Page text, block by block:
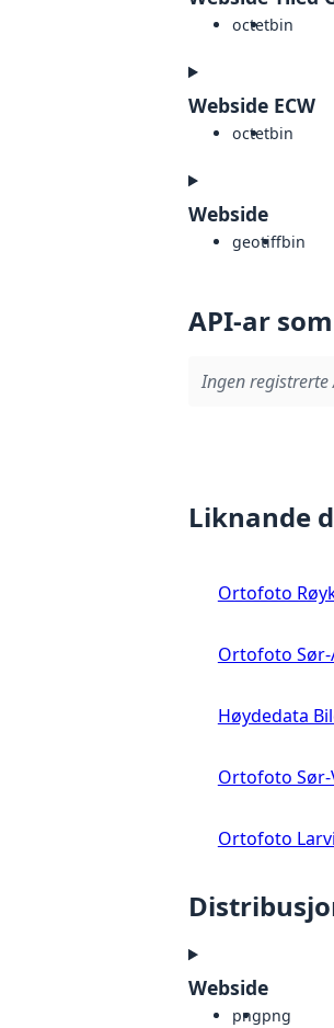
octetbin
Webside ECW
octetbin
Webside
geotiffbin
API-ar
Ingen registrerte
Liknande
Ortofoto
Ortofoto Sør-
Høydedata
Ortofoto
Ortofoto
Webside
pngpng